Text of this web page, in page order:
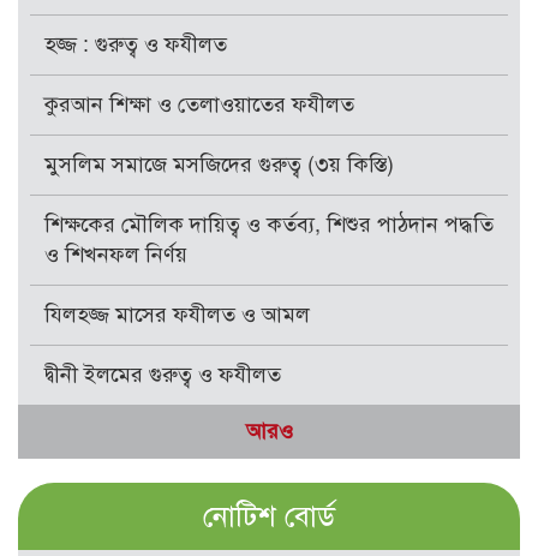
হজ্জ : গুরুত্ব ও ফযীলত
কুরআন শিক্ষা ও তেলাওয়াতের ফযীলত
মুসলিম সমাজে মসজিদের গুরুত্ব (৩য় কিস্তি)
শিক্ষকের মৌলিক দায়িত্ব ও কর্তব্য, শিশুর পাঠদান পদ্ধতি
ও শিখনফল নির্ণয়
যিলহজ্জ মাসের ফযীলত ও আমল
দ্বীনী ইলমের গুরুত্ব ও ফযীলত
আরও
নোটিশ বোর্ড